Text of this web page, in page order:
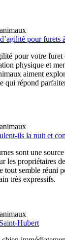
pour furets
pour votre furet
physique et
aiment
qui répond
ils la nuit et
sont une
les propriétaires
tout semble réuni
très expressifs.
Hubert